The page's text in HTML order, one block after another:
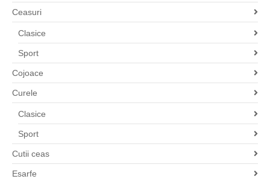
Ceasuri
Clasice
Sport
Cojoace
Curele
Clasice
Sport
Cutii ceas
Esarfe